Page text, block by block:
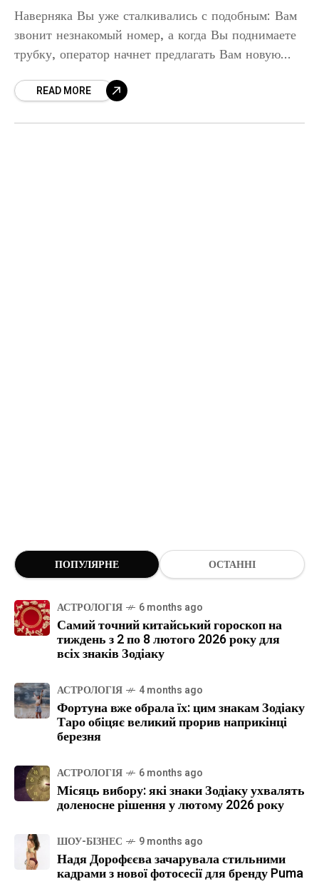
Наверняка Вы уже сталкивались с подобным: Вам
звонит незнакомый номер, а когда Вы поднимаете
трубку, оператор начнет предлагать Вам новую
может быть
READ MORE
ПОПУЛЯРНЕ ОСТАННІ
АСТРОЛОГІЯ 6 months ago
Самий точний китайський гороскоп на
тиждень з 2 по 8 лютого 2026 року для
всіх знаків Зодіаку
АСТРОЛОГІЯ 4 months ago
Фортуна вже обрала їх: цим знакам Зодіаку
Таро обіцяє великий прорив наприкінці
березня
АСТРОЛОГІЯ 6 months ago
Місяць вибору: які знаки Зодіаку ухвалять
доленосне рішення у лютому 2026 року
ШОУ-БІЗНЕС 9 months ago
Надя Дорофєєва зачарувала стильними
кадрами з нової фотосесії для бренду Puma